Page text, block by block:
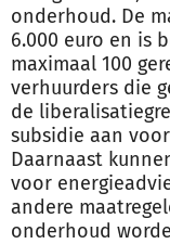
onderhoud. De
6.000 euro en is
maximaal 100
verhuurders die
de
subsidie aan
Daarnaast
voor
andere
onderhoud